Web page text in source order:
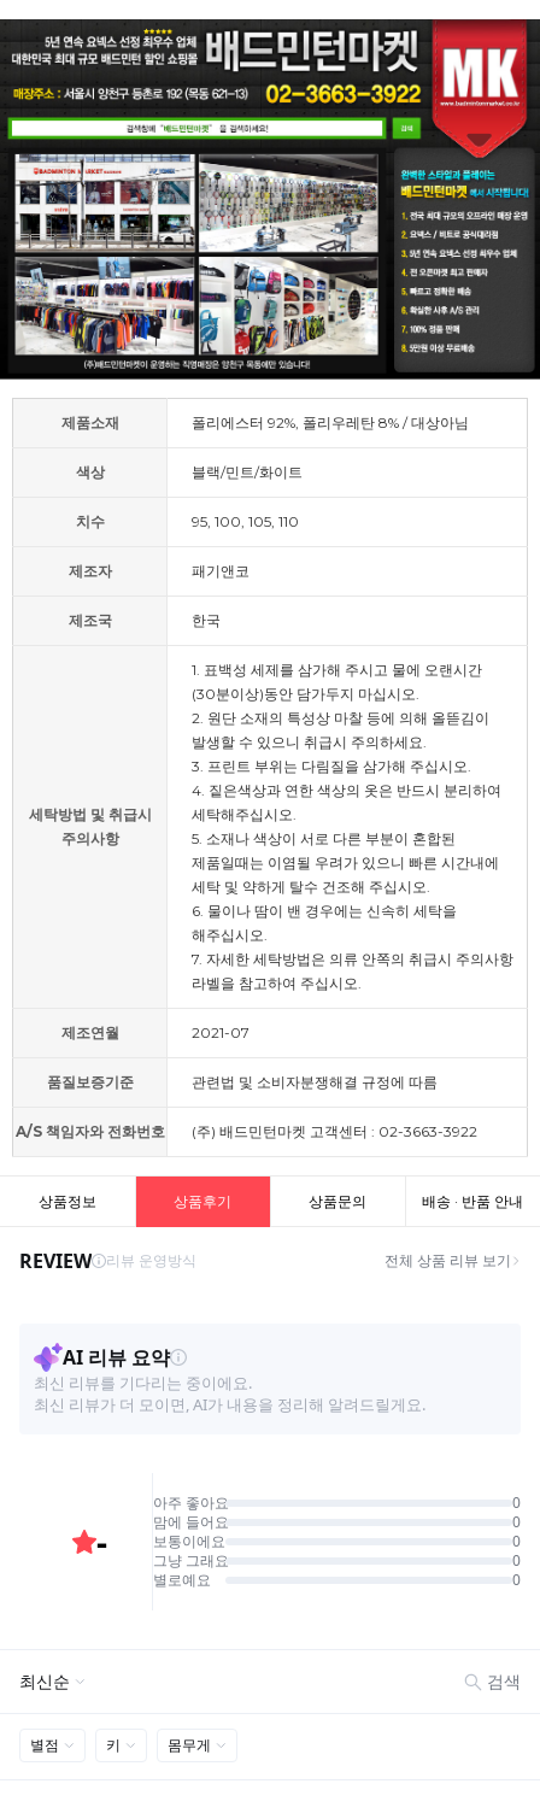
제품소재 폴리에스터 92%, 폴리우레탄 8% / 대상아님
색상 블랙/민트/화이트
치수 95, 100, 105, 110
제조자 패기앤코
제조국 한국
세탁방법 및 취급시
주의사항
1. 표백성 세제를 삼가해 주시고 물에 오랜시간
(30분이상)동안 담가두지 마십시오.
2. 원단 소재의 특성상 마찰 등에 의해 올뜯김이
발생할 수 있으니 취급시 주의하세요.
3. 프린트 부위는 다림질을 삼가해 주십시오.
4. 짙은색상과 연한 색상의 옷은 반드시 분리하여
세탁해주십시오.
5. 소재나 색상이 서로 다른 부분이 혼합된
제품일때는 이염될 우려가 있으니 빠른 시간내에
세탁 및 약하게 탈수 건조해 주십시오.
6. 물이나 땀이 밴 경우에는 신속히 세탁을
해주십시오.
7. 자세한 세탁방법은 의류 안쪽의 취급시 주의사항
라벨을 참고하여 주십시오.
제조연월 2021-07
품질보증기준 관련법 및 소비자분쟁해결 규정에 따름
A/S 책임자와 전화번호 (주) 배드민턴마켓 고객센터 : 02-3663-3922
상품정보 상품후기 상품문의 배송 · 반품 안내